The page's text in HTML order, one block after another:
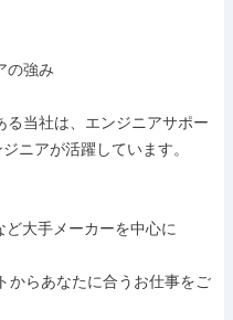
の強み
当社は、エンジニアサポー
ニアが活躍しています。
ど大手メーカーを中心に
からあなたに合うお仕事をご